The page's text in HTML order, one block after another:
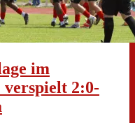
im
verspielt 2:0-